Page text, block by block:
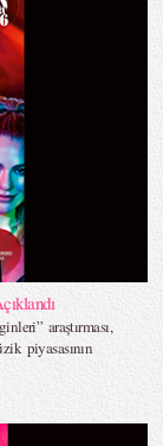
araştırması,
piyasasının